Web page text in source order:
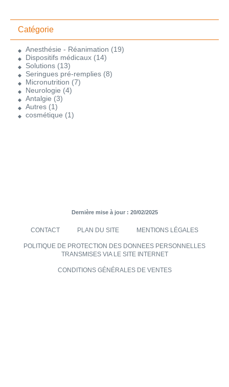
Catégorie
Anesthésie - Réanimation (19)
Dispositifs médicaux (14)
Solutions (13)
Seringues pré-remplies (8)
Micronutrition (7)
Neurologie (4)
Antalgie (3)
Autres (1)
cosmétique (1)
Dernière mise à jour : 20/02/2025
CONTACT PLAN DU SITE MENTIONS LÉGALES
POLITIQUE DE PROTECTION DES DONNEES PERSONNELLES
TRANSMISES VIA LE SITE INTERNET
CONDITIONS GÉNÉRALES DE VENTES